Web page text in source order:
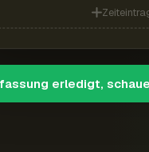
erledigt,